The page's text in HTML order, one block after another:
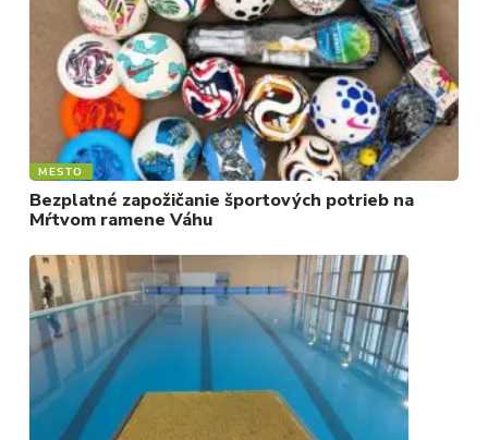
FOTKY
VIDEO
MIX
MESTO
Bezplatné zapožičanie športových potrieb na
Mŕtvom ramene Váhu